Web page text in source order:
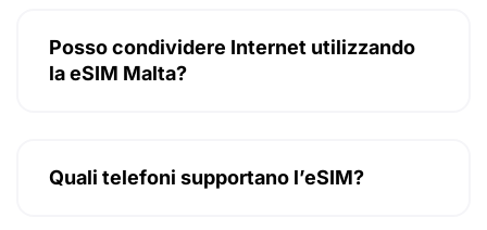
Posso condividere Internet utilizzando
la eSIM Malta?
Quali telefoni supportano l’eSIM?